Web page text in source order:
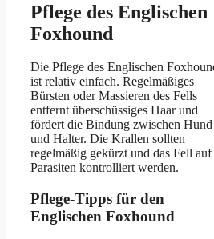
Pflege des Englischen
Foxhound
Die Pflege des Englischen
ist relativ einfach. Regelmäßiges
Bürsten oder Massieren des Fells
entfernt überschüssiges Haar und
fördert die Bindung zwischen Hund
und Halter. Die Krallen sollten
regelmäßig gekürzt und das Fell auf
Parasiten kontrolliert werden.
Pflege-Tipps für den
Englischen Foxhound